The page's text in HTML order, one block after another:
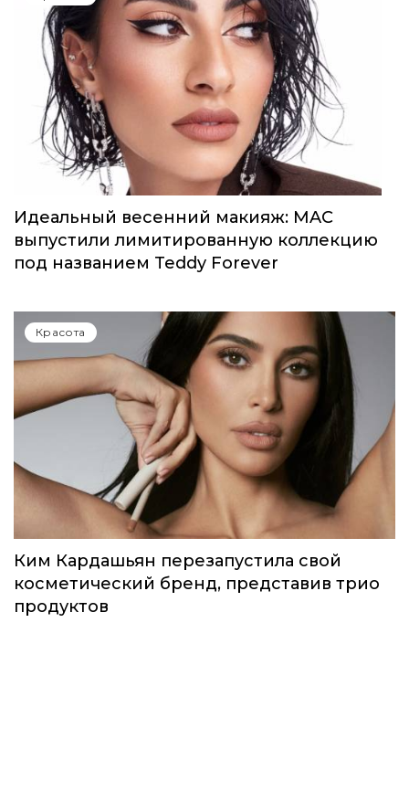
Идеальный весенний макияж: MAC
выпустили лимитированную коллекцию
под названием Teddy Forever
Красота
Ким Кардашьян перезапустила свой
косметический бренд, представив трио
продуктов